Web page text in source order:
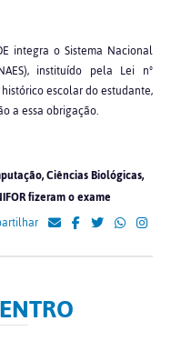
integra o Sistema Nacional
instituído pela Lei nº
escolar do estudante,
a essa obrigação.
Ciências Biológicas,
fizeram o exame